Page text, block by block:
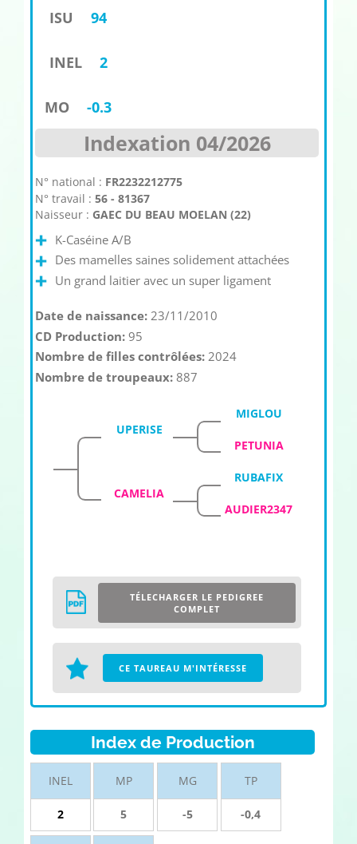
ISU 94
INEL 2
MO -0.3
Indexation 04/2026
N° national : FR2232212775
N° travail : 56 - 81367
Naisseur : GAEC DU BEAU MOELAN (22)
K-Caséine A/B
Des mamelles saines solidement attachées
Un grand laitier avec un super ligament
Date de naissance:23/11/2010
CD Production:95
Nombre de filles contrôlées:2024
Nombre de troupeaux:887
UPERISE
MIGLOU
PETUNIA
CAMELIA
RUBAFIX
AUDIER2347
TÉLECHARGER LE PEDIGREE
COMPLET
CE TAUREAU M'INTÉRESSE
Index de Production
INEL
2
MP
5
MG
-5
TP
-0,4